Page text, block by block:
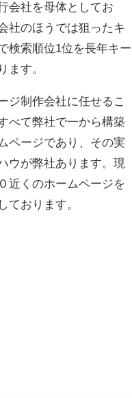
会社を母体としてお
社のほうでは狙ったキ
検索順位1位を長年キー
ます。
ジ制作会社に任せるこ
べて弊社で一から構築
ページであり、その実
ウが弊社あります。現
近くのホームページを
ております。